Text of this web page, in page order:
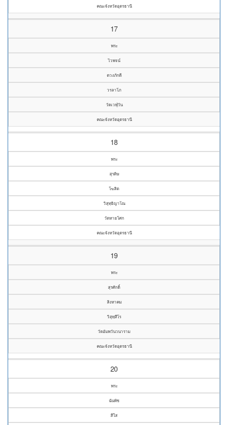
คณะจังหวัดอุดรธานี
17
พระ
ไวพจน์
ดวงภักดี
วรลาโภ
วัดเวฬุวัน
คณะจังหวัดอุดรธานี
18
พระ
สุรดิษ
โฆสิต
วิสุทฺธิญาโณ
วัดหายโศก
คณะจังหวัดอุดรธานี
19
พระ
สุรศักดิ์
สิงหาคม
วิสุทฺสีโร
วัดอัมพวันวนาราม
คณะจังหวัดอุดรธานี
20
พระ
ฉันพัช
สีใส